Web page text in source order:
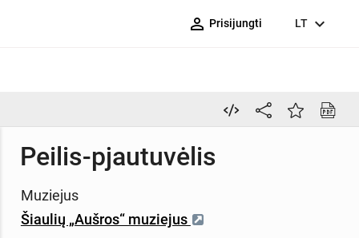
person_outline Prisijungti LT expand_more
Peilis-pjautuvėlis
Muziejus
Šiaulių „Aušros“ muziejus